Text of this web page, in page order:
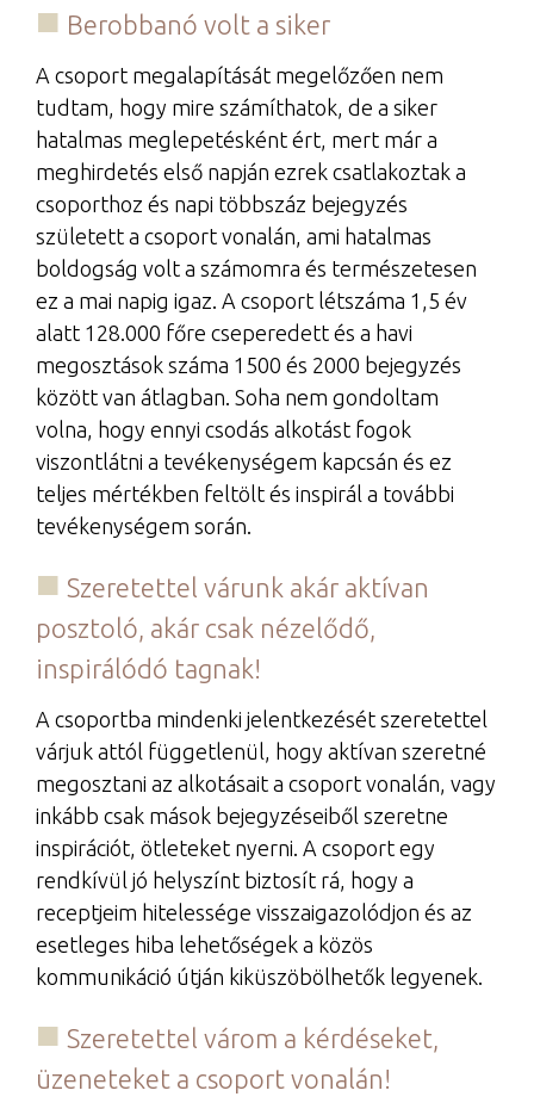
Berobbanó volt a siker
A csoport megalapítását megelőzően nem
tudtam, hogy mire számíthatok, de a siker
hatalmas meglepetésként ért, mert már a
meghirdetés első napján ezrek csatlakoztak a
csoporthoz és napi többszáz bejegyzés
született a csoport vonalán, ami hatalmas
boldogság volt a számomra és természetesen
ez a mai napig igaz. A csoport létszáma 1,5 év
alatt 128.000 főre cseperedett és a havi
megosztások száma 1500 és 2000 bejegyzés
között van átlagban. Soha nem gondoltam
volna, hogy ennyi csodás alkotást fogok
viszontlátni a tevékenységem kapcsán és ez
teljes mértékben feltölt és inspirál a további
tevékenységem során.
Szeretettel várunk akár aktívan
posztoló, akár csak nézelődő,
inspirálódó tagnak!
A csoportba mindenki jelentkezését szeretettel
várjuk attól függetlenül, hogy aktívan szeretné
megosztani az alkotásait a csoport vonalán, vagy
inkább csak mások bejegyzéseiből szeretne
inspirációt, ötleteket nyerni. A csoport egy
rendkívül jó helyszínt biztosít rá, hogy a
receptjeim hitelessége visszaigazolódjon és az
esetleges hiba lehetőségek a közös
kommunikáció útján kiküszöbölhetők legyenek.
Szeretettel várom a kérdéseket,
üzeneteket a csoport vonalán!